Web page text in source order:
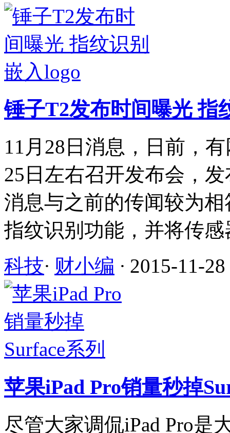
锤子T2发布时间曝光 指
11月28日消息，日前，
25日左右召开发布会，
消息与之前的传闻较为相
指纹识别功能，并将传
科技· 财小编 · 2015-11-
苹果iPad Pro销量秒掉
尽管大家调侃iPad Pro是